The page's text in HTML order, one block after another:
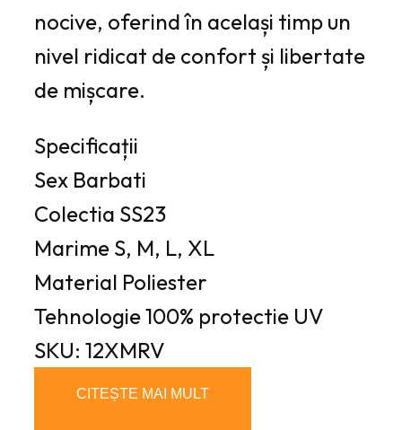
nocive, oferind în același timp un
nivel ridicat de confort și libertate
de mișcare.
Specificații
Sex Barbati
Colectia SS23
Marime S, M, L, XL
Material Poliester
Tehnologie100% protectie UV
SKU: 12XMRV